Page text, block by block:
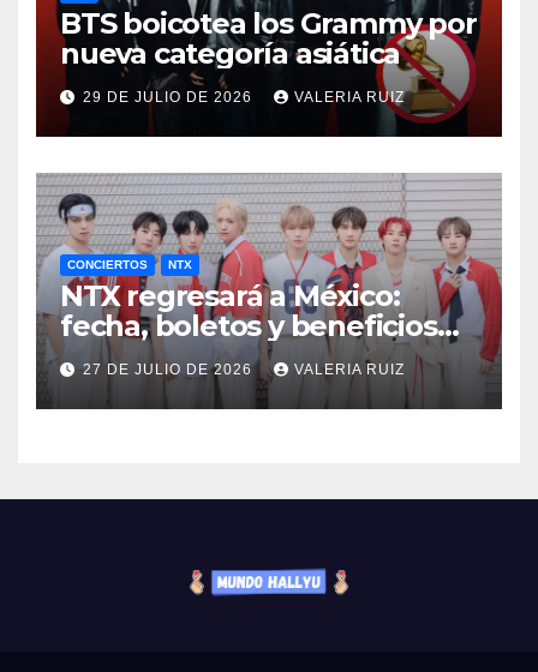
BTS boicotea los Grammy por
nueva categoría asiática
29 DE JULIO DE 2026 VALERIA RUIZ
CONCIERTOS NTX
NTX regresará a México:
fecha, boletos y beneficios
VIP
27 DE JULIO DE 2026 VALERIA RUIZ